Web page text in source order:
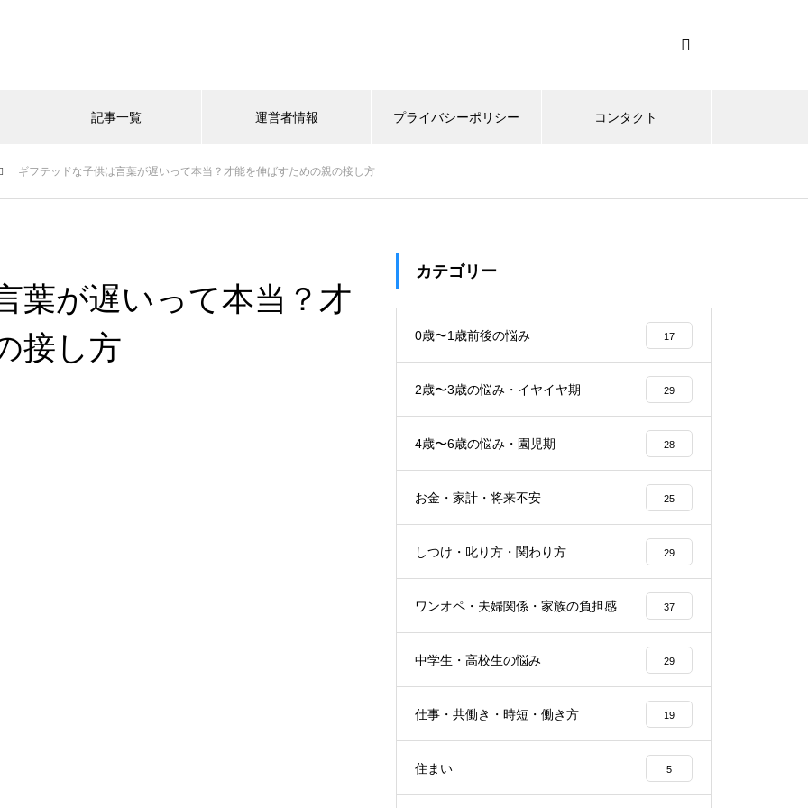
記事一覧 運営者情報 プライバシーポリシー コンタクト
ギフテッドな子供は言葉が遅いって本当？才能を伸ばすための親の接し方
葉が遅いって本当？才
接し方
カテゴリー
0歳〜1歳前後の悩み 17
2歳〜3歳の悩み・イヤイヤ期 29
4歳〜6歳の悩み・園児期 28
お金・家計・将来不安 25
しつけ・叱り方・関わり方 29
ワンオペ・夫婦関係・家族の負担感 37
中学生・高校生の悩み 29
仕事・共働き・時短・働き方 19
住まい 5